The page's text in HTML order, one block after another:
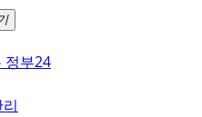
정부24